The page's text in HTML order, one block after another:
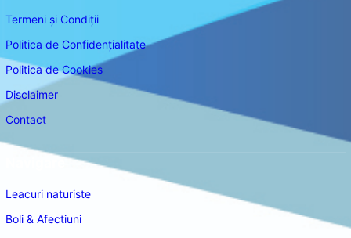
Termeni și Condiții
Politica de Confidențialitate
Politica de Cookies
Disclaimer
Contact
Leacuri naturiste
Boli & Afectiuni